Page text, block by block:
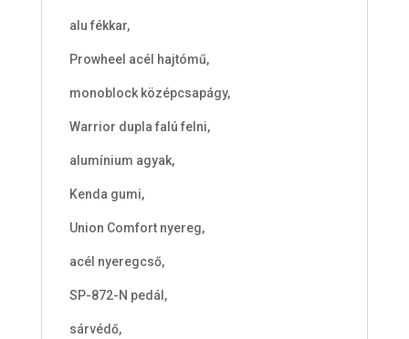
alu fékkar,
Prowheel acél hajtómű,
monoblock középcsapágy,
Warrior dupla falú felni,
alumínium agyak,
Kenda gumi,
Union Comfort nyereg,
acél nyeregcső,
SP-872-N pedál,
sárvédő,